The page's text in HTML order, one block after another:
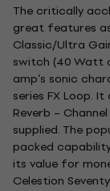
The critically
great features
Classic/Ultra
switch (40 Watt
amp’s sonic
series FX Loop.
Reverb –
supplied. The
packed
its value for
Celestion